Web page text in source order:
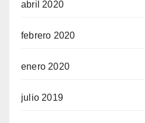
abril 2020
febrero 2020
enero 2020
julio 2019